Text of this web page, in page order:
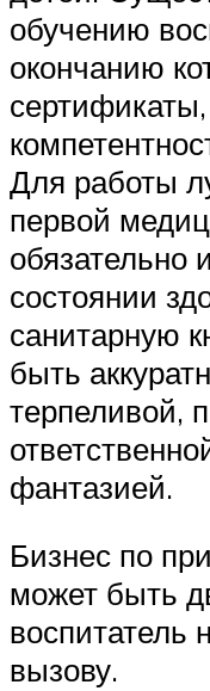
обучению
окончанию
Для работы
первой
обязательно
состоянии
санитарную
быть
терпеливой,
фантазией.
Бизнес по
может быть
воспитатель
вызову.